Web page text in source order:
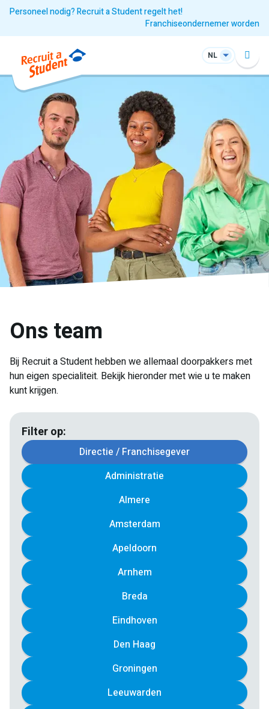
Personeel nodig? Recruit a Student regelt het!
Franchiseondernemer worden
NL
Ons team
Bij Recruit a Student hebben we allemaal doorpakkers met
hun eigen specialiteit. Bekijk hieronder met wie u te maken
kunt krijgen.
Filter op:
Directie / Franchisegever
Administratie
Almere
Amsterdam
Apeldoorn
Arnhem
Breda
Eindhoven
Den Haag
Groningen
Leeuwarden